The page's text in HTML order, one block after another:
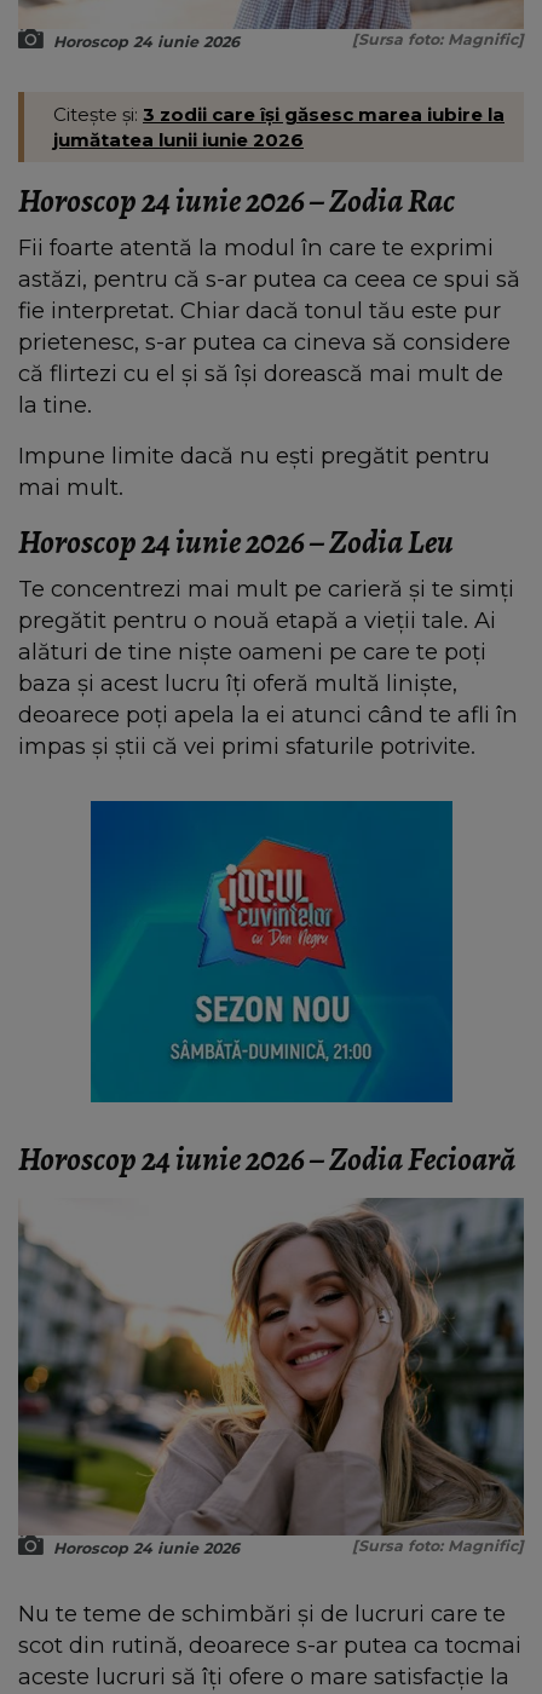
Horoscop 24 iunie 2026 [Sursa foto: Magnific]
Citește și: 3 zodii care își găsesc marea iubire la
jumătatea lunii iunie 2026
Horoscop 24 iunie 2026 – Zodia Rac
Fii foarte atentă la modul în care te exprimi
astăzi, pentru că s-ar putea ca ceea ce spui să
fie interpretat. Chiar dacă tonul tău este pur
prietenesc, s-ar putea ca cineva să considere
că flirtezi cu el și să își dorească mai mult de
la tine.
Impune limite dacă nu ești pregătit pentru
mai mult.
Horoscop 24 iunie 2026 – Zodia Leu
Te concentrezi mai mult pe carieră și te simți
pregătit pentru o nouă etapă a vieții tale. Ai
alături de tine niște oameni pe care te poți
baza și acest lucru îți oferă multă liniște,
deoarece poți apela la ei atunci când te afli în
impas și știi că vei primi sfaturile potrivite.
Horoscop 24 iunie 2026 – Zodia Fecioară
Horoscop 24 iunie 2026 [Sursa foto: Magnific]
Nu te teme de schimbări și de lucruri care te
scot din rutină, deoarece s-ar putea ca tocmai
aceste lucruri să îți ofere o mare satisfacție la